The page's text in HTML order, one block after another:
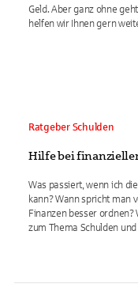
Geld. Aber ganz ohne
helfen wir Ihnen gern
Ratgeber Schulden
Hilfe bei
Was passiert, wenn ich
kann? Wann spricht man
Finanzen besser
zum Thema Schulden